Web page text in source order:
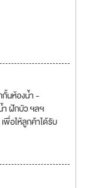
นห้องน้ำ -
ฝักบัว ฯลฯ
พื่อให้ลูกค้าได้รับ